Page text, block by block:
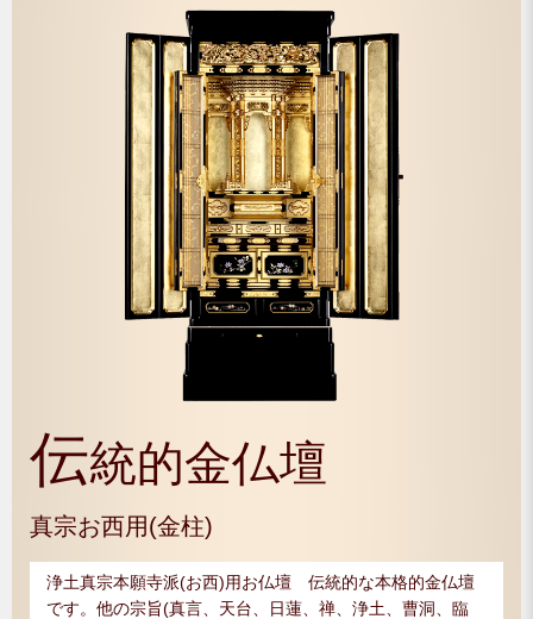
伝統的金仏壇
真宗お西用(金柱)
浄土真宗本願寺派(お西)用お仏壇 伝統的な本格的金仏壇
です。他の宗旨(真言、天台、日蓮、禅、浄土、曹洞、臨